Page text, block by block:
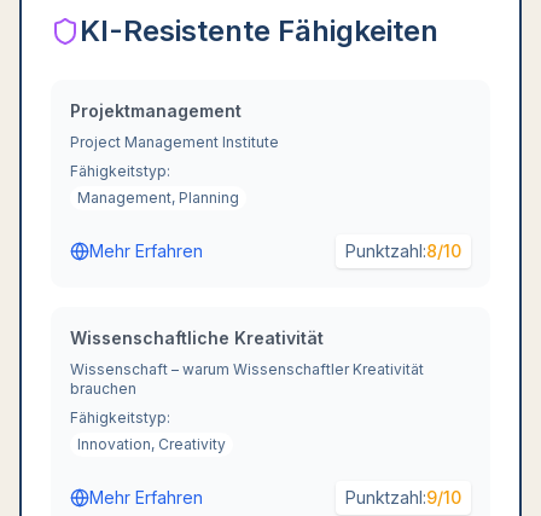
KI-Resistente Fähigkeiten
Projektmanagement
Project Management Institute
Fähigkeitstyp:
Management, Planning
Mehr Erfahren Punktzahl:8/10
Wissenschaftliche Kreativität
Wissenschaft – warum Wissenschaftler Kreativität
brauchen
Fähigkeitstyp:
Innovation, Creativity
Mehr Erfahren Punktzahl:9/10